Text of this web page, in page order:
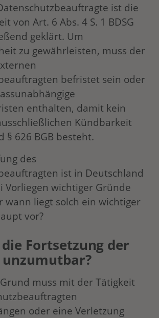
ist die
von Art. 6 Abs. 4 S. 1 BDSG
geklärt. Um
zu gewährleisten, muss der
befristet sein oder
enthalten, damit kein
Kündbarkeit
§ 626 BGB besteht.
des
ist in Deutschland
Vorliegen wichtiger Gründe
wann liegt solch ein wichtiger
vor?
Fortsetzung der
muss mit der Tätigkeit
oder eine Verletzung